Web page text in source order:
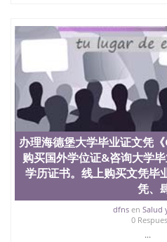
University）圣何塞州立大学
University）圣何塞州立大学
University）圣何塞州立大学
University）圣何塞州立大学
University）圣何塞州立大学
University）圣何塞州立大学
University）圣何塞州立大学
University）圣何塞州立大学
University）圣何塞州立大学
University）圣何塞州立大学
University）圣何塞州立大学
University）圣何塞州立大学
University）圣何塞州立大学
University）圣何塞州立大学
University）圣何塞州立大学
University）圣何塞州立大学
办理海德堡大学毕业证文凭
购买国外学位证&咨询大学
学历证书。线上购买文凭毕
凭、
dfnsen Salud
0
...